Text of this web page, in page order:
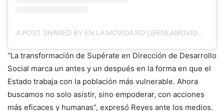
A POST SHARED BY EN LA MOVIDA RD (@ENLAMOVIDARD)
“La transformación de Supérate en Dirección de Desarrollo
Social marca un antes y un después en la forma en que el
Estado trabaja con la población más vulnerable. Ahora
buscamos no solo asistir, sino empoderar, con acciones
más eficaces y humanas”, expresó Reyes ante los medios.